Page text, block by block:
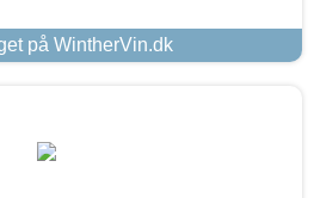
på WintherVin.dk